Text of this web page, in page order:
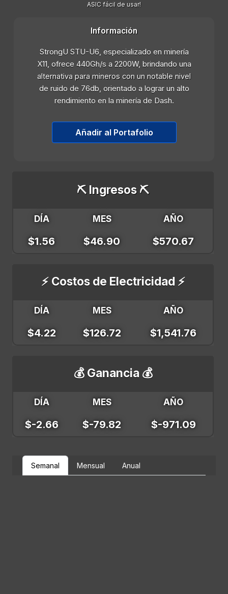
ASIC fácil de usar!
Información
StrongU STU-U6, especializado en minería
X11, ofrece 440Gh/s a 2200W, brindando una
alternativa para mineros con un notable nivel
de ruido de 76db, orientado a lograr un alto
rendimiento en la minería de Dash.
Añadir al Portafolio
⛏️ Ingresos ⛏️
DÍA MES AÑO
$1.56 $46.90 $570.67
⚡ Costos de Electricidad ⚡
DÍA MES AÑO
$4.22 $126.72 $1,541.76
💰 Ganancia 💰
DÍA MES AÑO
$-2.66 $-79.82 $-971.09
Semanal Mensual Anual